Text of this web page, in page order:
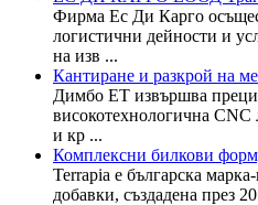
Фирма Ес Ди Карго
логистични дейности и
на изв ...
Кантиране и разкрой на
Димбо ЕТ извършва
високотехнологична
и кр ...
Комплексни билкови
Terrapia е българска
добавки, създадена през